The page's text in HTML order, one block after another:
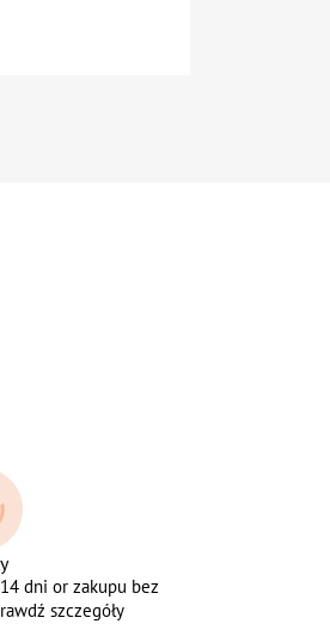
dni or zakupu bez
szczegóły